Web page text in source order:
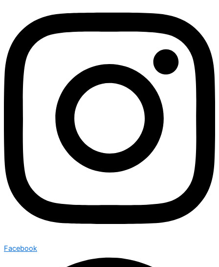
Facebook